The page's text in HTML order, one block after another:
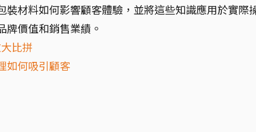
裝材料如何影響顧客體驗，並將這些知識應用於實際
價值和銷售業績。
比拼
如何吸引顧客